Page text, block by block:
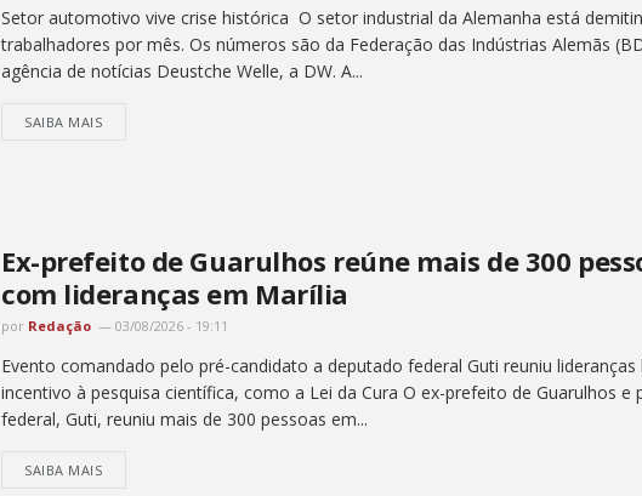
Setor automotivo vive crise histórica O setor industrial da Alemanha está
trabalhadores por mês. Os números são da Federação das Indústrias Alemãs
agência de notícias Deustche Welle, a DW. A...
SAIBA MAIS
Ex-prefeito de Guarulhos reúne mais de 300
com lideranças em Marília
por Redação 03/08/2026 - 19:11
Evento comandado pelo pré-candidato a deputado federal Guti reuniu
incentivo à pesquisa científica, como a Lei da Cura O ex-prefeito de Guarulhos e
federal, Guti, reuniu mais de 300 pessoas em...
SAIBA MAIS